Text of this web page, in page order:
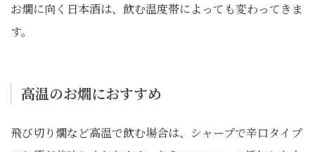
お燗に向く日本酒は、飲む温度帯によっても変わってきま
す。
高温のお燗におすすめ
飛び切り燗など高温で飲む場合は、シャープで辛口タイプ